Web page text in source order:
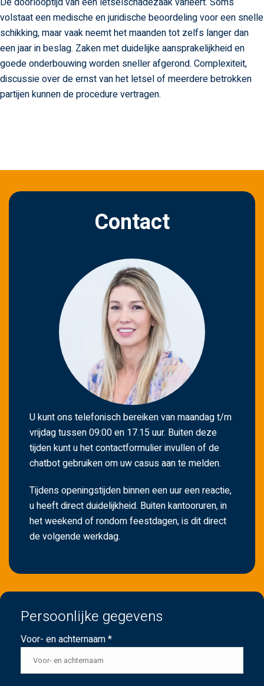
volstaat een medische en juridische beoordeling voor een snelle
schikking, maar vaak neemt het maanden tot zelfs langer dan
een jaar in beslag. Zaken met duidelijke aansprakelijkheid en
goede onderbouwing worden sneller afgerond. Complexiteit,
discussie over de ernst van het letsel of meerdere betrokken
partijen kunnen de procedure vertragen.
Contact
U kunt ons telefonisch bereiken van maandag t/m
vrijdag tussen 09:00 en 17.15 uur. Buiten deze
tijden kunt u het contactformulier invullen of de
chatbot gebruiken om uw casus aan te melden.
Tijdens openingstijden binnen een uur een reactie,
u heeft direct duidelijkheid. Buiten kantooruren, in
het weekend of rondom feestdagen, is dit direct
de volgende werkdag.
Persoonlijke gegevens
Voor- en achternaam *